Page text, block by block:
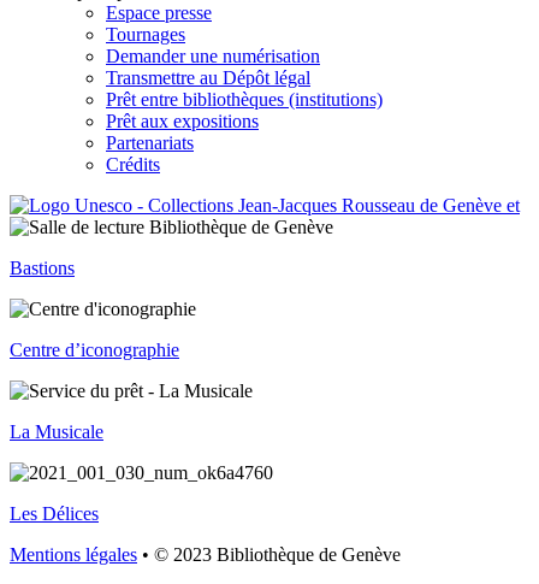
Espace presse
Tournages
Demander une numérisation
Transmettre au Dépôt légal
Prêt entre bibliothèques (institutions)
Prêt aux expositions
Partenariats
Crédits
Bastions
Centre d’iconographie
La Musicale
Les Délices
Mentions légales • © 2023 Bibliothèque de Genève